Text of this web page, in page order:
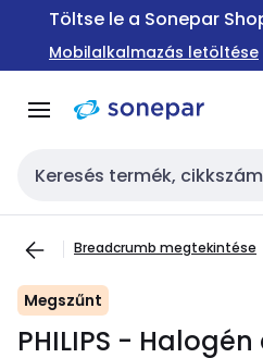
Ugrás a
Ugrás a
tartalomra
Töltse le a Sonepar
Mobilalkalmazás letöltése
Keresési bemenet
Breadcrumb megtekintése
Megszűnt
PHILIPS -